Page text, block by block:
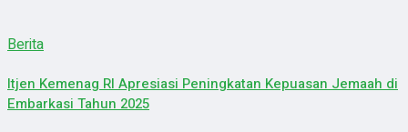
Berita
Itjen Kemenag RI Apresiasi Peningkatan Kepuasan Jemaah di
Embarkasi Tahun 2025